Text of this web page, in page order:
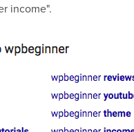
income".